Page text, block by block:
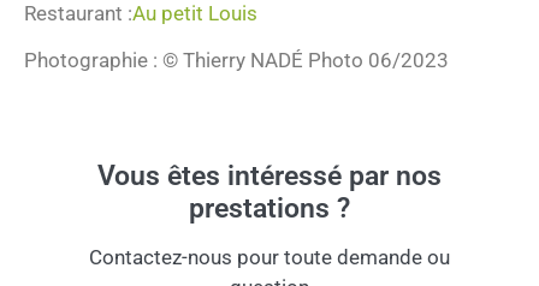
Restaurant :Au petit Louis
Photographie : © Thierry NADÉ Photo 06/2023
Vous êtes intéressé par nos
prestations ?
Contactez-nous pour toute demande ou